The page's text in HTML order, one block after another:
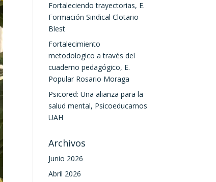
Fortaleciendo trayectorias, E.
Formación Sindical Clotario
Blest
Fortalecimiento
metodologico a través del
cuaderno pedagógico, E.
Popular Rosario Moraga
Psicored: Una alianza para la
salud mental, Psicoeducarnos
UAH
Archivos
Junio 2026
Abril 2026